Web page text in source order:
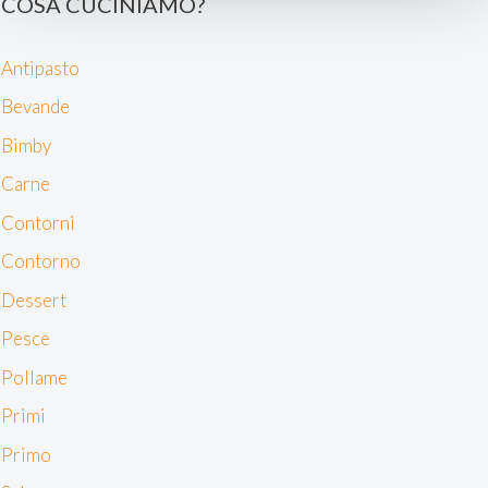
dalla Dichiarazione sui cookie.
esempio il tuo indirizzo IP, utilizzando tecnologie quali i
cookie e/o altri strumenti di tracciamento, per
dispositivo. Ciò è finalizzato a pubblicare annunci e
contenuti personalizzati, valutare pubblicità e contenuti,
scegliere chi utilizza i tuoi dati e per quali scopi.
Approfondisci come vengono elaborati i tuoi dati personali
modificare o revocare il tuo consenso in qualsiasi
momento dalla Dichiarazione sui cookie. Utilizziamo i
profilazione o altri strumenti di tracciamento, anche di
Antipasto
Bevande
Bimby
Carne
Contorni
Contorno
Dessert
Pesce
Pollame
Primi
Primo